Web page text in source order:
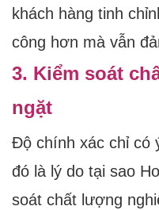
khách hàng tinh
công hơn mà vẫn
3. Kiểm soát
ngặt
Độ chính xác chỉ có
đó là lý do tại sao
soát chất lượng